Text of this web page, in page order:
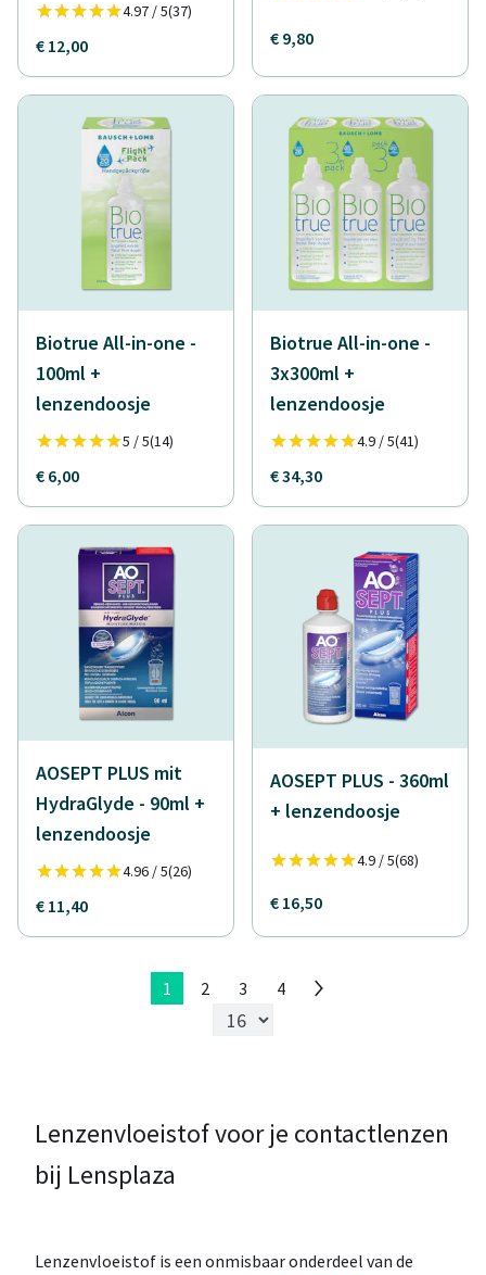
4.97 / 5(37)
€ 12,00 € 9,80
Biotrue All-in-one -
100ml +
lenzendoosje
5 / 5(14)
€ 6,00
Biotrue All-in-one -
3x300ml +
lenzendoosje
4.9 / 5(41)
€ 34,30
AOSEPT PLUS mit
HydraGlyde - 90ml +
lenzendoosje
4.96 / 5(26)
€ 11,40
AOSEPT PLUS - 360ml
+ lenzendoosje
4.9 / 5(68)
€ 16,50
1 2 3 4
Lenzenvloeistof voor je contactlenzen
bij Lensplaza
Lenzenvloeistof is een onmisbaar onderdeel van de